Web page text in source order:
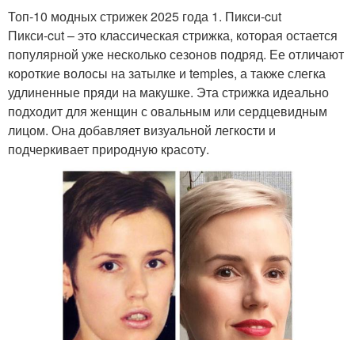
Топ-10 модных стрижек 2025 года 1. Пикси-cut
Пикси-cut – это классическая стрижка, которая остается
популярной уже несколько сезонов подряд. Ее отличают
короткие волосы на затылке и temples, а также слегка
удлиненные пряди на макушке. Эта стрижка идеально
подходит для женщин с овальным или сердцевидным
лицом. Она добавляет визуальной легкости и
подчеркивает природную красоту.